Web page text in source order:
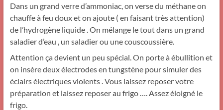
Dans un grand verre d’ammoniac, on verse du méthane on
chauffe à feu doux et on ajoute ( en faisant très attention)
de l’hydrogène liquide . On mélange le tout dans un grand
saladier d’eau , un saladier ou une couscoussière.
Attention ça devient un peu spécial. On porte à ébullition et
on insère deux électrodes en tungstène pour simuler des
éclairs électriques violents . Vous laissez reposer votre
préparation et laissez reposer au frigo …. Assez éloigné le
frigo.